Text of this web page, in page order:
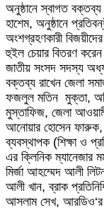
অনুষ্ঠানে স্বাগত
হাশেম, অনুষ্ঠানে
অংশগ্রহণকারী
হুইল চেয়ার বিতরণ
জাতীয় সংসদ সদস্য
বক্তব্য রাখেন জেলা
ফজলুল মতিন মুক্তা,
মুস্তাফিজ, জেলা
আনোয়ার হোসেন ফারুক,
ব্যবস্থাপক (শিক্ষা ও
এর ক্লিনিক ম্যানেজার
মির্জা আহম্মেদ আলী
আলী খান, ব্রাক
আসলাম সেখ, আরডিও‘র